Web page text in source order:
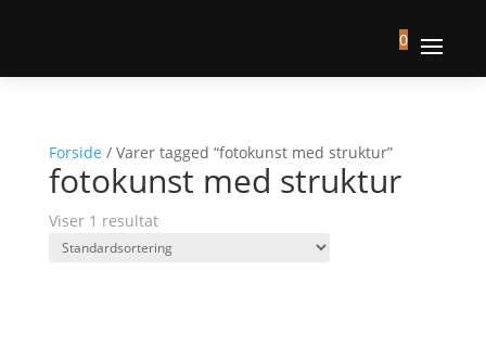
0
Forside / Varer tagged “fotokunst med struktur”
fotokunst med struktur
Viser 1 resultat